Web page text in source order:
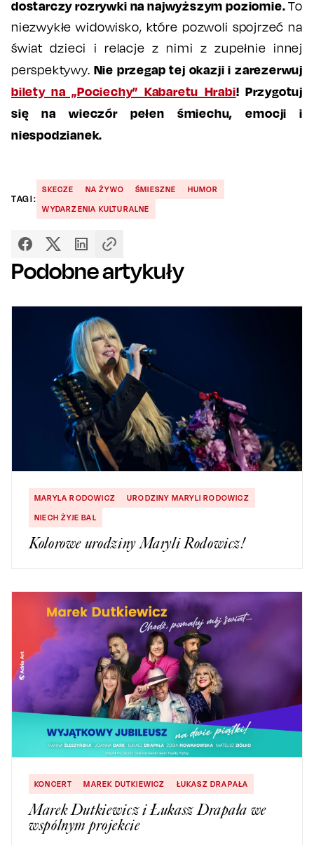
dostarczy rozrywki na najwyższym poziomie.To
niezwykłe widowisko, które pozwoli spojrzeć na
świat dzieci i relacje z nimi z zupełnie innej
perspektywy. Nie przegap tej okazji i zarezerwuj
bilety na „Pociechy” Kabaretu Hrabi! Przygotuj
się na wieczór pełen śmiechu, emocji i
niespodzianek.
TAGI:
SKECZE NA ŻYWO ŚMIESZNE
HUMOR
WYDARZENIA KULTURALNE
Podobne artykuły
MARYLA RODOWICZ
URODZINY MARYLI RODOWICZ
NIECH ŻYJE BAL
Kolorowe urodziny Maryli Rodowicz!
KONCERT MAREK DUTKIEWICZ ŁUKASZ DRAPAŁA
Marek Dutkiewicz i Łukasz Drapała we
wspólnym projekcie